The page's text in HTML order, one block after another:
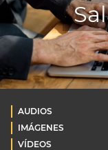
AUDIOS
IMÁGENES
VÍDEOS